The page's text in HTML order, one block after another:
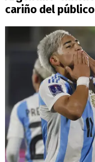
cariño del